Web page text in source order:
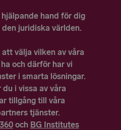
hand för dig
juridiska världen.
välja vilken av våra
och därför har vi
i smarta lösningar.
i vissa av våra
tillgång till våra
tjänster.
och BG Institutes